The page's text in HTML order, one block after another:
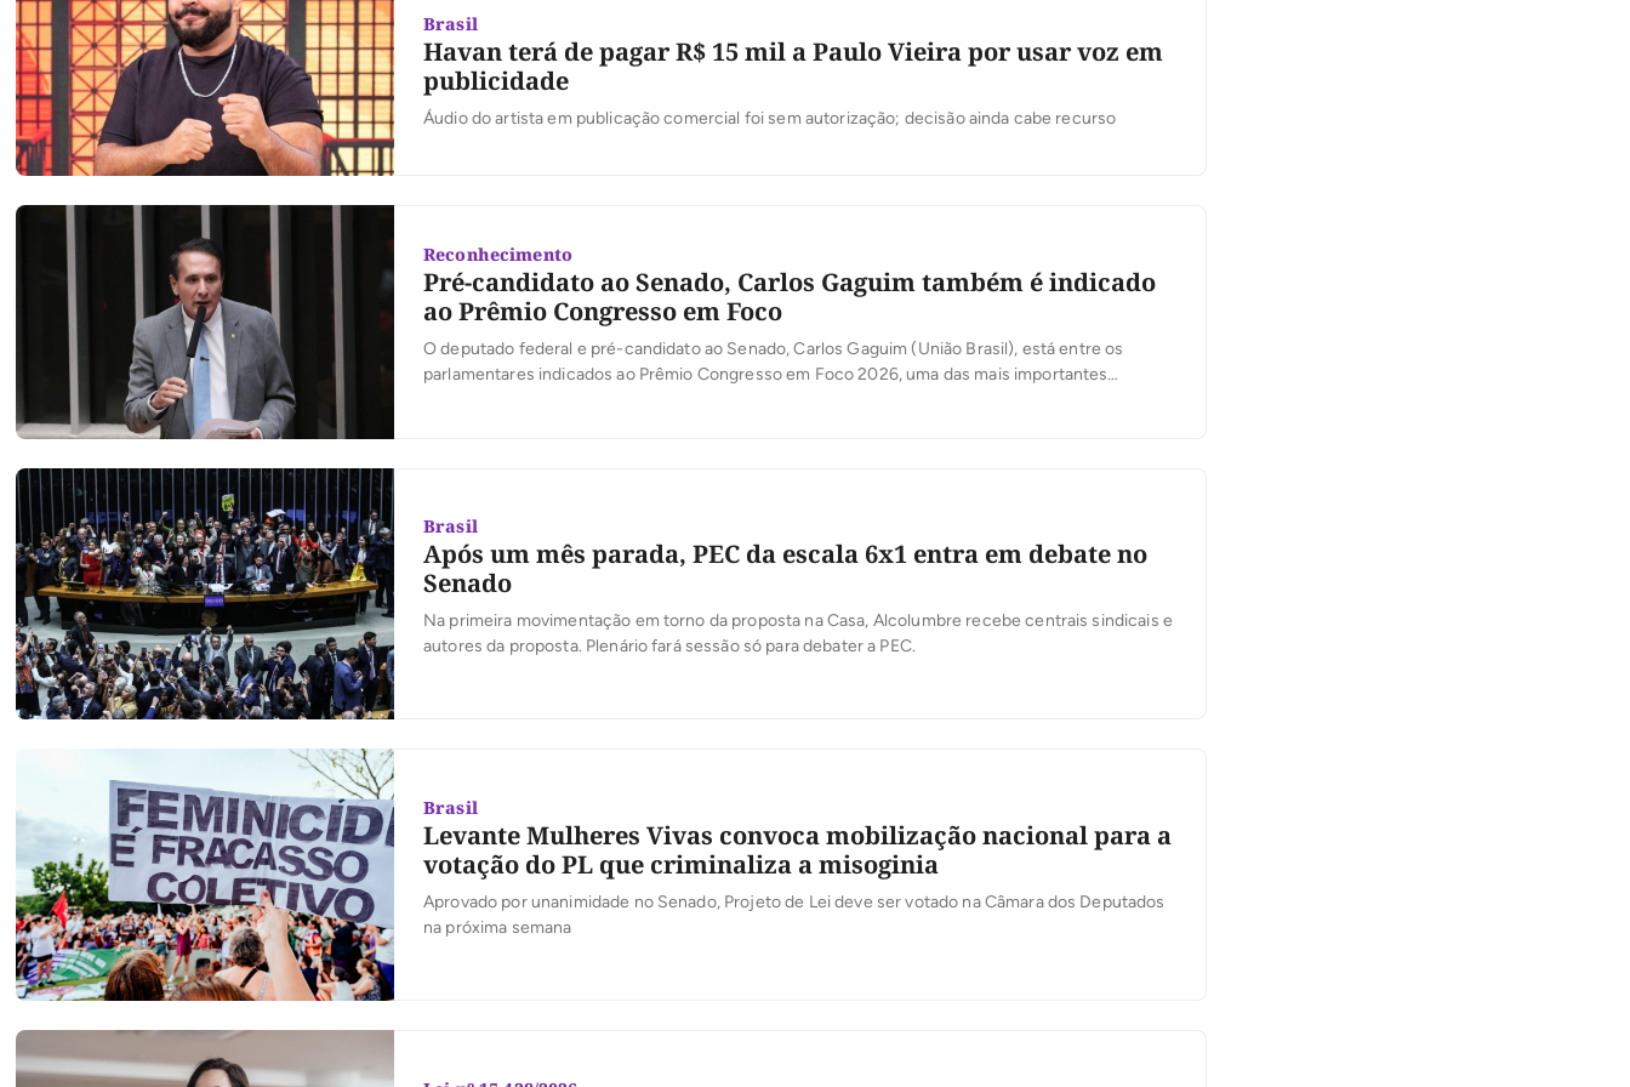
Brasil
Havan terá de pagar R$ 15 mil a Paulo Vieira por usar voz em
publicidade
Áudio do artista em publicação comercial foi sem autorização; decisão ainda cabe recurso
Reconhecimento
Pré-candidato ao Senado, Carlos Gaguim também é indicado
ao Prêmio Congresso em Foco
O deputado federal e pré-candidato ao Senado, Carlos Gaguim (União Brasil), está entre os
parlamentares indicados ao Prêmio Congresso em Foco 2026, uma das mais importantes
Brasil
Após um mês parada, PEC da escala 6x1 entra em debate no
Senado
Na primeira movimentação em torno da proposta na Casa, Alcolumbre recebe centrais sindicais e
autores da proposta. Plenário fará sessão só para debater a PEC.
Brasil
Levante Mulheres Vivas convoca mobilização nacional para a
votação do PL que criminaliza a misoginia
Aprovado por unanimidade no Senado, Projeto de Lei deve ser votado na Câmara dos Deputados
na próxima semana